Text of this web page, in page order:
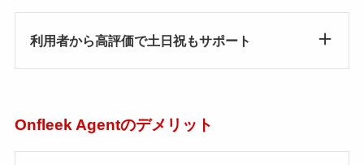
利用者から高評価で土日祝もサポート
Onfleek Agentのデメリット